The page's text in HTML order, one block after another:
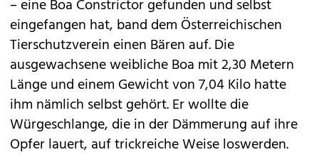
– eine Boa Constrictor gefunden und selbst
eingefangen hat, band dem Österreichischen
Tierschutzverein einen Bären auf. Die
ausgewachsene weibliche Boa mit 2,30 Metern
Länge und einem Gewicht von 7,04 Kilo hatte
ihm nämlich selbst gehört. Er wollte die
Würgeschlange, die in der Dämmerung auf ihre
Opfer lauert, auf trickreiche Weise loswerden.